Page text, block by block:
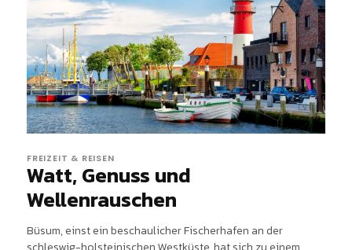
FREIZEIT & REISEN
Watt, Genuss und
Wellenrauschen
Büsum, einst ein beschaulicher Fischerhafen an der